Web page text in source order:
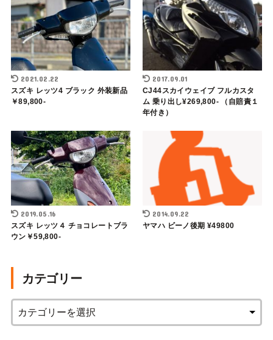
2021.02.22
スズキ レッツ4 ブラック 外装新品
￥89,800-
2017.09.01
CJ44スカイウェイブ フルカスタ
ム 乗り出し¥269,800- （自賠責１
年付き）
2019.05.16
スズキ レッツ４ チョコレートブラ
ウン￥59,800-
2014.09.22
ヤマハ ビーノ後期 ¥49800
カテゴリー